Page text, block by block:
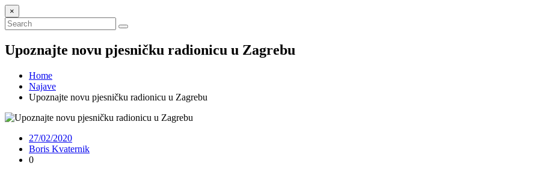
×
Upoznajte novu pjesničku radionicu u Zagrebu
Home
Najave
Upoznajte novu pjesničku radionicu u Zagrebu
27/02/2020
Boris Kvaternik
0